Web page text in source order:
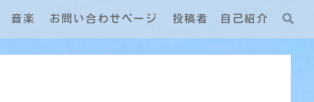
音楽 お問い合わせページ 投稿者 自己紹介